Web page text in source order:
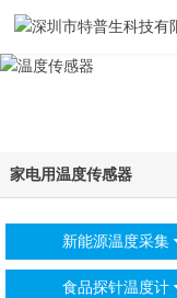
家电用温度传感器
新能源温度采集
食品探针温度计